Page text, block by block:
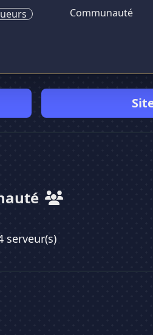
Communauté
serveur(s)